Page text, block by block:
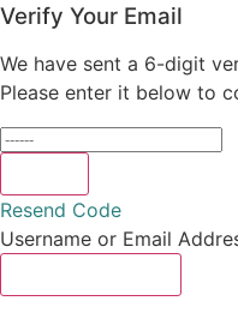
Verify Your Email
We have sent a 6-digit
Please enter it below to
Resend Code
Username or Email